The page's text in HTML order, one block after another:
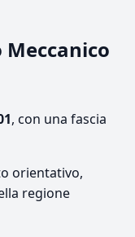
, con una fascia
orientativo,
regione